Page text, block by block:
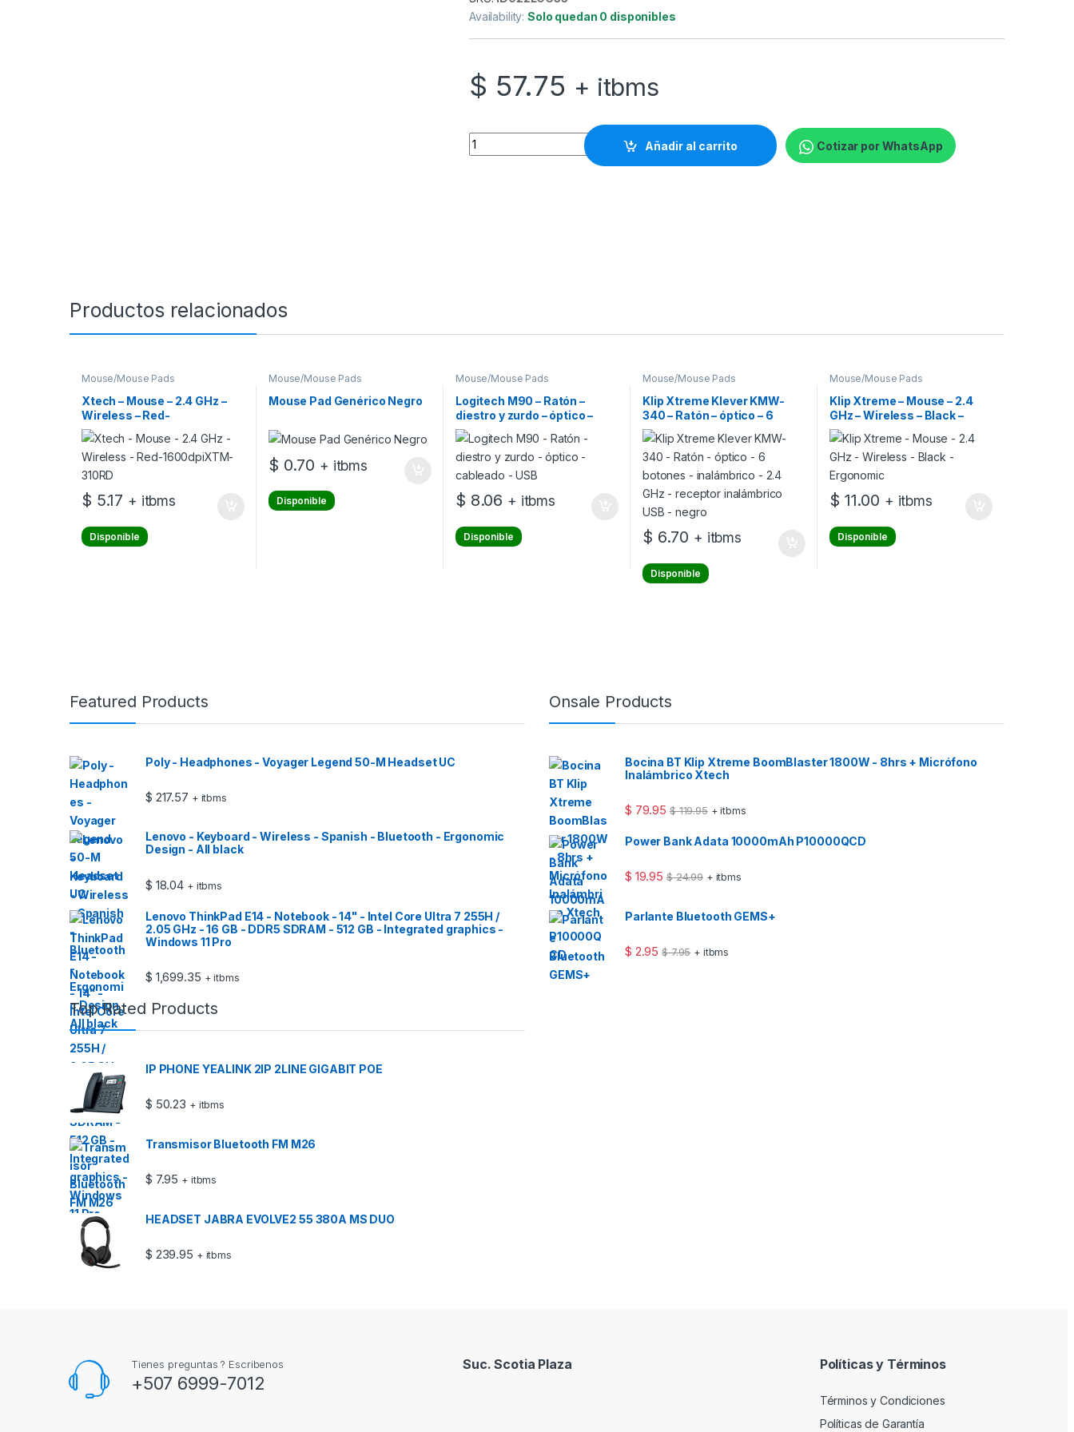
Availability:Solo quedan 0 disponibles
$ 57.75 + itbms
Logitech Gaming Mouse G502 (Hero) - Ratón - óptico - 11 botones - cableado - USB quantity
Añadir al carrito Cotizar por WhatsApp
Productos relacionados
Mouse/Mouse Pads
Xtech – Mouse – 2.4 GHz –
Wireless – Red-
1600dpiXTM-310RD
$ 5.17 + itbms
Disponible
Mouse/Mouse Pads
Mouse Pad Genérico Negro
$ 0.70 + itbms
Disponible
Mouse/Mouse Pads
Logitech M90 – Ratón –
diestro y zurdo – óptico –
cableado – USB
$ 8.06 + itbms
Disponible
Mouse/Mouse Pads
Klip Xtreme Klever KMW-
340 – Ratón – óptico – 6
botones – inalámbrico – 2.4
GHz – receptor inalámbrico
USB – negro
$ 6.70 + itbms
Disponible
Mouse/Mouse Pads
Klip Xtreme – Mouse – 2.4
GHz – Wireless – Black –
Ergonomic
$ 11.00 + itbms
Disponible
Featured Products
Poly - Headphones - Voyager Legend 50-M Headset UC
$ 217.57 + itbms
Lenovo - Keyboard - Wireless - Spanish - Bluetooth - Ergonomic
Design - All black
$ 18.04 + itbms
Lenovo ThinkPad E14 - Notebook - 14" - Intel Core Ultra 7 255H /
2.05 GHz - 16 GB - DDR5 SDRAM - 512 GB - Integrated graphics -
Windows 11 Pro
$ 1,699.35 + itbms
Onsale Products
Bocina BT Klip Xtreme BoomBlaster 1800W - 8hrs + Micrófono
Inalámbrico Xtech
$ 79.95 $119.95 + itbms
Power Bank Adata 10000mAh P10000QCD
$ 19.95 $24.99 + itbms
Parlante Bluetooth GEMS+
$ 2.95 $7.95 + itbms
Top Rated Products
IP PHONE YEALINK 2IP 2LINE GIGABIT POE
$ 50.23 + itbms
Transmisor Bluetooth FM M26
$ 7.95 + itbms
HEADSET JABRA EVOLVE2 55 380A MS DUO
$ 239.95 + itbms
Tienes preguntas ? Escribenos
+507 6999-7012
Suc. Scotia Plaza Políticas y Términos
Términos y Condiciones
Políticas de Garantía